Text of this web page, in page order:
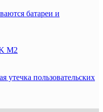
батареи и
M2
утечка пользовательских